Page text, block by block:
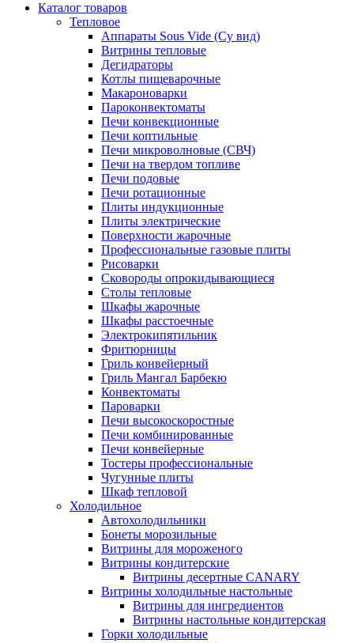
Каталог товаров
Тепловое
Аппараты Sous Vide (Су вид)
Витрины тепловые
Дегидраторы
Котлы пищеварочные
Макароноварки
Пароконвектоматы
Печи конвекционные
Печи коптильные
Печи микроволновые (СВЧ)
Печи на твердом топливе
Печи подовые
Печи ротационные
Плиты индукционные
Плиты электрические
Поверхности жарочные
Профессиональные газовые плиты
Рисоварки
Сковороды опрокидывающиеся
Столы тепловые
Шкафы жарочные
Шкафы расстоечные
Электрокипятильник
Фритюрницы
Гриль конвейерный
Гриль Мангал Барбекю
Конвектоматы
Пароварки
Печи высокоскоростные
Печи комбинированные
Печи конвейерные
Тостеры профессиональные
Чугунные плиты
Шкаф тепловой
Холодильное
Автохолодильники
Бонеты морозильные
Витрины для мороженого
Витрины кондитерские
Витрины десертные CANARY
Витрины холодильные настольные
Витрины для ингредиентов
Витрины настольные кондитерская
Горки холодильные